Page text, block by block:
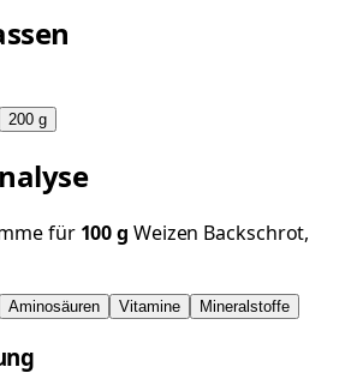
200 g
für 100g Weizen Backschrot,
Aminosäuren Vitamine Mineralstoffe